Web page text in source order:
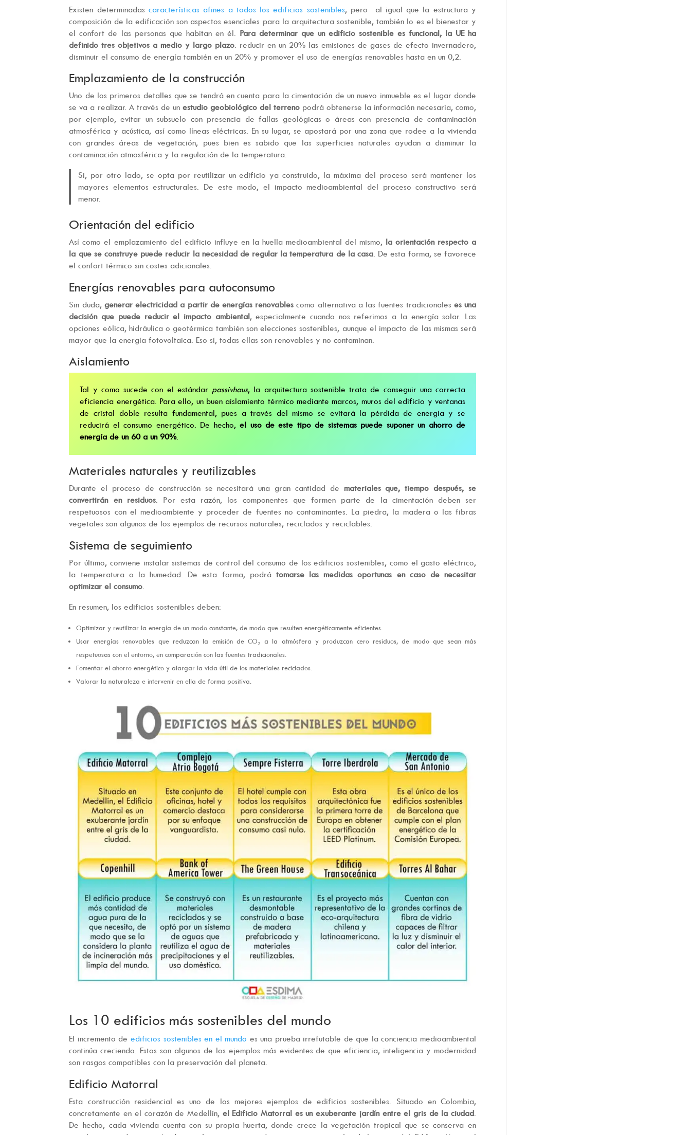
Existen determinadas características afines a todos los edificios sostenibles, pero al igual que la estructura y
composición de la edificación son aspectos esenciales para la arquitectura sostenible, también lo es el bienestar y
el confort de las personas que habitan en él. Para determinar que un edificio sostenible es funcional, la UE ha
definido tres objetivos a medio y largo plazo: reducir en un 20% las emisiones de gases de efecto invernadero,
disminuir el consumo de energía también en un 20% y promover el uso de energías renovables hasta en un 0,2.
Emplazamiento de la construcción
Uno de los primeros detalles que se tendrá en cuenta para la cimentación de un nuevo inmueble es el lugar donde
se va a realizar. A través de un estudio geobiológico del terrenopodrá obtenerse la información necesaria, como,
por ejemplo, evitar un subsuelo con presencia de fallas geológicas o áreas con presencia de contaminación
atmosférica y acústica, así como líneas eléctricas. En su lugar, se apostará por una zona que rodee a la vivienda
con grandes áreas de vegetación, pues bien es sabido que las superficies naturales ayudan a disminuir la
contaminación atmosférica y la regulación de la temperatura.
Si, por otro lado, se opta por reutilizar un edificio ya construido, la máxima del proceso será mantener los
mayores elementos estructurales. De este modo, el impacto medioambiental del proceso constructivo será
menor.
Orientación del edificio
Así como el emplazamiento del edificio influye en la huella medioambiental del mismo,la orientación respecto a
la que se construye puede reducir la necesidad de regular la temperatura de la casa . De esta forma, se favorece
el confort térmico sin costes adicionales.
Energías renovables para autoconsumo
Sin duda, generar electricidad a partir de energías renovables como alternativa a las fuentes tradicionales es una
decisión que puede reducir el impacto ambiental, especialmente cuando nos referimos a la energía solar. Las
opciones eólica, hidráulica o geotérmica también son elecciones sostenibles, aunque el impacto de las mismas será
mayor que la energía fotovoltaica. Eso sí, todas ellas son renovables y no contaminan.
Aislamiento
Tal y como sucede con el estándar passivhaus, la arquitectura sostenible trata de conseguir una correcta
eficiencia energética. Para ello, un buen aislamiento térmico mediante marcos, muros del edificio y ventanas
de cristal doble resulta fundamental, pues a través del mismo se evitará la pérdida de energía y se
reducirá el consumo energético. De hecho,el uso de este tipo de sistemas puede suponer un ahorro de
energía de un 60 a un 90%.
Materiales naturales y reutilizables
Durante el proceso de construcción se necesitará una gran cantidad de materiales que, tiempo después, se
convertirán en residuos. Por esta razón, los componentes que formen parte de la cimentación deben ser
respetuosos con el medioambiente y proceder de fuentes no contaminantes. La piedra, la madera o las fibras
vegetales son algunos de los ejemplos de recursos naturales, reciclados y reciclables.
Sistema de seguimiento
Por último, conviene instalar sistemas de control del consumo de los edificios sostenibles, como el gasto eléctrico,
la temperatura o la humedad. De esta forma, podrátomarse las medidas oportunas en caso de necesitar
optimizar el consumo
En resumen, los edificios sostenibles deben:
Optimizar y reutilizar la energía de un modo constante, de modo que resulten energéticamente eficientes.
Usar energías renovables que reduzcan la emisión de CO₂ a la atmósfera y produzcan cero residuos, de modo que sean más
respetuosas con el entorno, en comparación con las fuentes tradicionales.
Fomentar el ahorro energético y alargar la vida útil de los materiales reciclados.
Valorar la naturaleza e intervenir en ella de forma positiva.
Los 10 edificios más sostenibles del mundo
El incremento de edificios sostenibles en el mundo es una prueba irrefutable de que la conciencia medioambiental
continúa creciendo. Estos son algunos de los ejemplos más evidentes de que eficiencia, inteligencia y modernidad
son rasgos compatibles con la preservación del planeta.
Edificio Matorral
Esta construcción residencial es uno de los mejores ejemplos de edificios sostenibles. Situado en Colombia,
concretamente en el corazón de Medellín, el Edificio Matorral es un exuberante jardín entre el gris de la ciudad
De hecho, cada vivienda cuenta con su propia huerta, donde crece la vegetación tropical que se conserva en